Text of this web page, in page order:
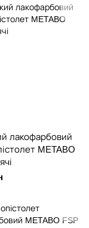
лакофарбовий
METABO